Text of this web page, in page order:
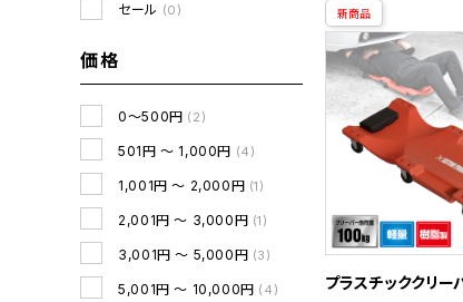
セール (0)
価格
0～500円 (2)
501円 ～ 1,000円 (4)
1,001円 ～ 2,000円 (1)
2,001円 ～ 3,000円 (1)
3,001円 ～ 5,000円 (3)
5,001円 ～ 10,000円 (4)
新商品
プラスチッククリ